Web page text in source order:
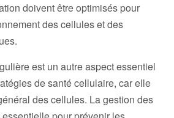
doivent être optimisés pour
des cellules et des
est un autre aspect essentiel
de santé cellulaire, car elle
des cellules. La gestion des